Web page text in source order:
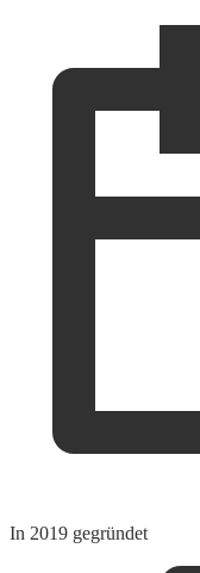
In 2019 gegründet